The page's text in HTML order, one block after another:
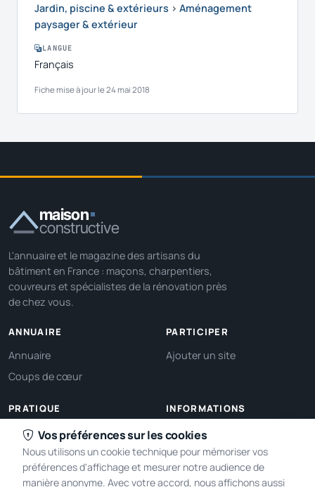
Jardin, piscine & extérieurs › Aménagement
paysager & extérieur
LANGUE
Français
Fiche mise à jour le 24 mai 2018
maison
constructive
L'annuaire et le magazine des artisans du
bâtiment en France : maçons, charpentiers,
couvreurs et spécialistes de la rénovation près
de chez vous.
ANNUAIRE
Annuaire
Coups de cœur
PARTICIPER
Ajouter un site
PRATIQUE
Ma localisation
Gérer mes cookies
INFORMATIONS
À propos
Contact
Vos préférences sur les cookies
Nous utilisons un cookie technique pour mémoriser vos
préférences d'affichage et mesurer notre audience de
manière anonyme. Avec votre accord, nous affichons aussi